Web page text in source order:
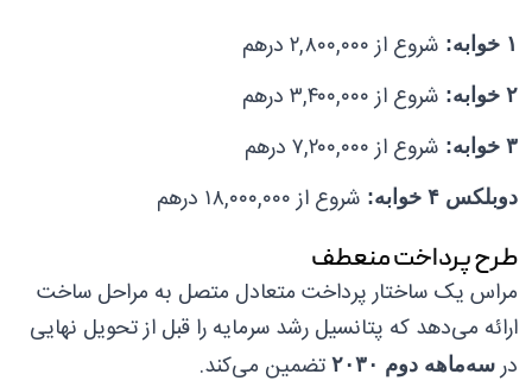
۱ خوابه: شروع از ۲,۸۰۰,۰۰۰ درهم
۲ خوابه: شروع از ۳,۴۰۰,۰۰۰ درهم
۳ خوابه: شروع از ۷,۲۰۰,۰۰۰ درهم
دوبلکس ۴ خوابه:
شروع از ۱۸,۰۰۰,۰۰۰ درهم
طرح پرداخت منعطف
مراس یک ساختار پرداخت متعادل متصل به مراحل ساخت
ارائه می‌دهد که پتانسیل رشد سرمایه را قبل از تحویل نهایی
درسه‌ماهه دوم ۲۰۳۰ تضمین می‌کند.